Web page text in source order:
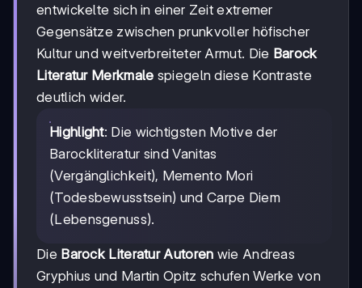
entwickelte sich in einer Zeit extremer
Gegensätze zwischen prunkvoller höfischer
Kultur und weitverbreiteter Armut. Die Barock
Literatur Merkmale spiegeln diese Kontraste
deutlich wider.
Highlight: Die wichtigsten Motive der
Barockliteratur sind Vanitas
(Vergänglichkeit), Memento Mori
(Todesbewusstsein) und Carpe Diem
(Lebensgenuss).
Die Barock Literatur Autoren wie Andreas
Gryphius und Martin Opitz schufen Werke von